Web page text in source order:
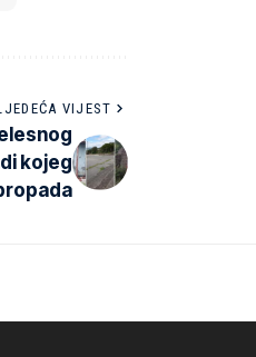
VIJEST
kojeg